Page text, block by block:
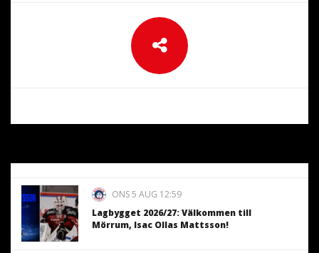
ONS 5 AUG 12:59
Lagbygget 2026/27: Välkommen till
Mörrum, Isac Ollas Mattsson!